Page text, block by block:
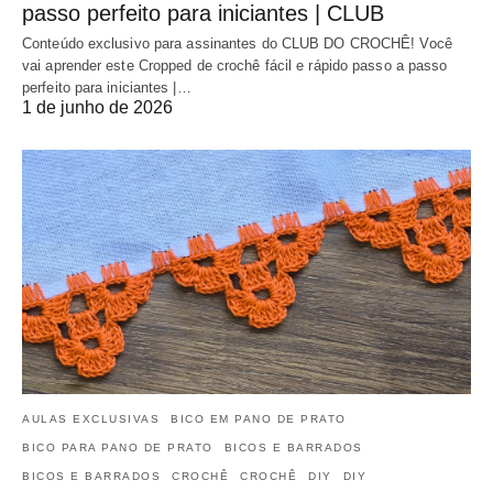
passo perfeito para iniciantes | CLUB
Conteúdo exclusivo para assinantes do CLUB DO CROCHÊ! Você
vai aprender este Cropped de crochê fácil e rápido passo a passo
perfeito para iniciantes |…
1 de junho de 2026
AULAS EXCLUSIVAS BICO EM PANO DE PRATO
BICO PARA PANO DE PRATO BICOS E BARRADOS
BICOS E BARRADOS CROCHÊ CROCHÊ DIY DIY